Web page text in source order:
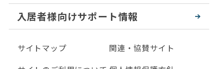
入居者様向けサポート情報
サイトマップ
関連・協賛サイト